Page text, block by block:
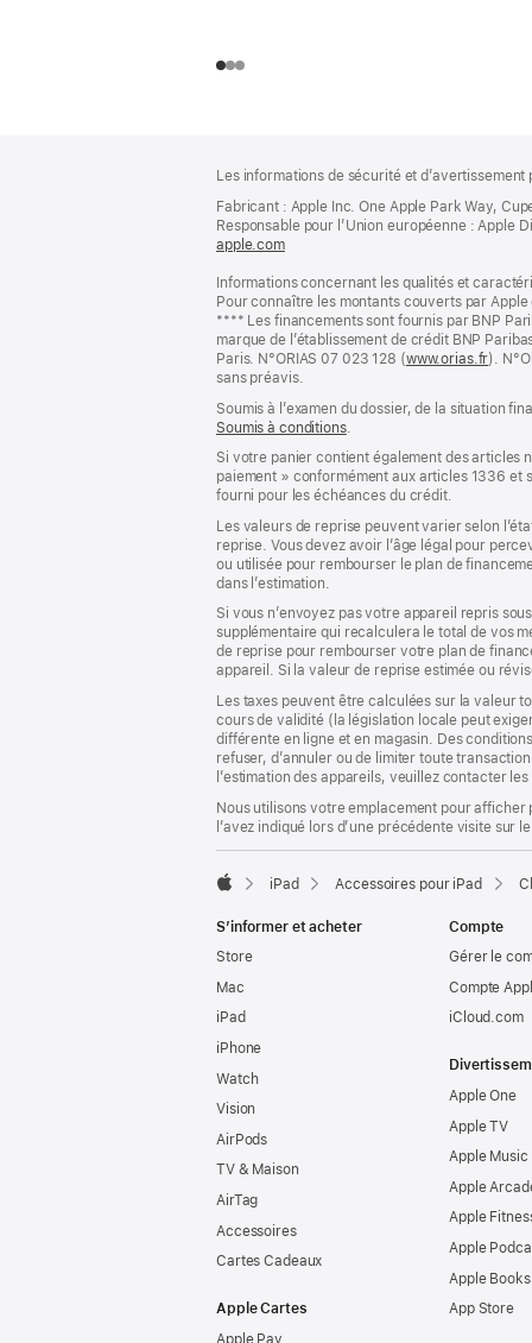
de
page
de
bas
de
page
Les informations de sécurité et
Fabricant : Apple Inc. One Apple Park Way,
Responsable pour l’Union européenne :
apple.com(s’ouvre
une
nouvelle
fenêtre)
Informations concernant les qualités et
Pour connaître les montants couverts par
Note
de
bas
de
**** Les financements sont fournis par BNP
marque de l’établissement de crédit BNP
Paris. N°ORIAS 07 023 128 (www.orias.fr).
sans préavis.
Soumis à l’examen du dossier, de la situation
Soumis à conditions(s’ouvre
une
nouvelle
fenêtre)
.
Si votre panier contient également des articles
paiement » conformément aux articles 1336 et
fourni pour les échéances du crédit.
Les valeurs de reprise peuvent varier selon
reprise. Vous devez avoir l’âge légal pour
ou utilisée pour rembourser le plan de
dans l’estimation.
Si vous n’envoyez pas votre appareil repris
supplémentaire qui recalculera le total de vos
de reprise pour rembourser votre plan de
appareil. Si la valeur de reprise estimée ou
Les taxes peuvent être calculées sur la valeur
cours de validité (la législation locale peut
différente en ligne et en magasin. Des
refuser, d’annuler ou de limiter toute
l’estimation des appareils, veuillez contacter
Nous utilisons votre emplacement pour
l’avez indiqué lors d’une précédente visite sur
iPad Accessoires pour iPad
S’informer et acheter
Store
Mac
iPad
iPhone
Watch
Vision
AirPods
TV & Maison
AirTag
Accessoires
Cartes Cadeaux
Apple Cartes
Apple Pay
Compte
Gérer le
Compte
iCloud.com
Apple One
Apple TV
Apple Music
Apple
Apple
Apple
Apple Books
App Store